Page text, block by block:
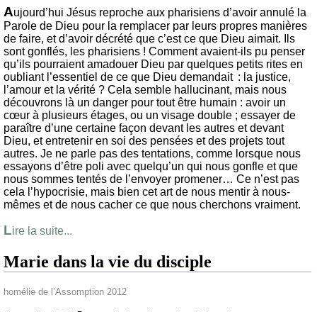
Aujourd’hui Jésus reproche aux pharisiens d’avoir annulé la
Parole de Dieu pour la remplacer par leurs propres manières
de faire, et d’avoir décrété que c’est ce que Dieu aimait. Ils
sont gonflés, les pharisiens ! Comment avaient-ils pu penser
qu’ils pourraient amadouer Dieu par quelques petits rites en
oubliant l’essentiel de ce que Dieu demandait : la justice,
l’amour et la vérité ? Cela semble hallucinant, mais nous
découvrons là un danger pour tout être humain : avoir un
cœur à plusieurs étages, ou un visage double ; essayer de
paraître d’une certaine façon devant les autres et devant
Dieu, et entretenir en soi des pensées et des projets tout
autres. Je ne parle pas des tentations, comme lorsque nous
essayons d’être poli avec quelqu’un qui nous gonfle et que
nous sommes tentés de l’envoyer promener… Ce n’est pas
cela l’hypocrisie, mais bien cet art de nous mentir à nous-
mêmes et de nous cacher ce que nous cherchons vraiment.
Lire la suite...
Marie dans la vie du disciple
homélie de l’Assomption 2012